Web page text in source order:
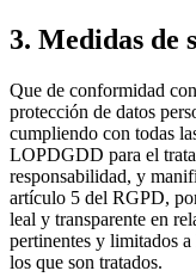
3. Medidas de
Que de conformidad
protección de datos
cumpliendo con todas
LOPDGDD para el
responsabilidad, y
artículo 5 del RGPD,
leal y transparente en
pertinentes y limitados
los que son tratados.